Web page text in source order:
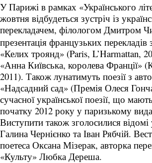
У Парижі в рамках «Українського
жовтня відбудеться зустріч із
перекладачем, філологом Дмитром
презентація французьких
«Келих троянд» (Paris, L’Harmattan,
«Анна Київська, королева Франції»
2011). Також лунатимуть поезії з
«Надсадний сад» (Премія Олеся
сучасної української поезії, що
початку 2012 року у паризькому
Виступити також зголосилися відомі
Галина Чернієнко та Іван Рябчій.
поетеса Оксана Мізерак, авторка
«Культу» Любка Дереша.